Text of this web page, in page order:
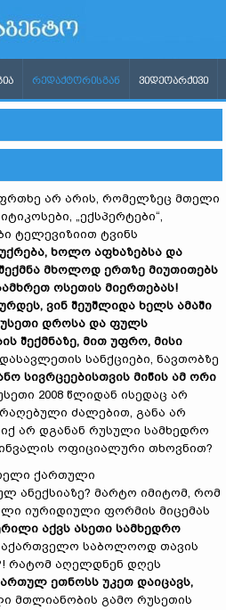
ᲠᲔᲓᲐᲥᲢᲝᲠᲘᲡᲒᲐᲜ ᲕᲘᲓᲔᲝᲐᲠᲥᲘᲕᲘ
არ არის, რომელზეც მთელი
„ექსპერტები“,
ტელევიზიით ტვინს
ხოლო აფხაზებსა და
მხოლოდ ერთზე მიუთითებს
ოსეთის მიერთებას!
ვინ შეუშლიდა ხელს ამაში
დროსა და ფულს
შექმნაზე, მით უფრო, მისი
სანქციები, ნავთობზე
სივრცეებისთვის მიწის ამ ორი
2008 წლიდან ისედაც არ
ძალებით, განა არ
არ დგანან რუსული სამხედრო
ოფიციალური თხოვნით?
ქართული
ანექსიაზე? მარტო იმიტომ, რომ
იურიდიული ფორმის მიცემას
აქვს ასეთი სამხედრო
საბოლოოდ თავის
რატომ აღელდნენ დღეს
ეთნოსს უკეთ დაიცავს,
მთლიანობის გამო რუსეთის